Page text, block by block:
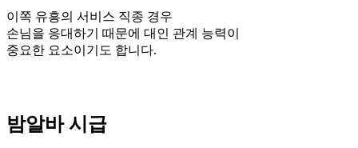
이쪽 유흥의 서비스 직종 경우
손님을 응대하기 때문에 대인 관계 능력이
중요한 요소이기도 합니다.
밤알바 시급